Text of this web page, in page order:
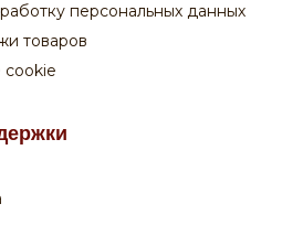
02 82
или на сайте
товаров
cookie
персональных данных